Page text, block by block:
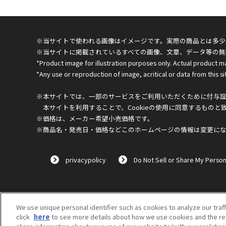
※当サイトで使われる画像はイメージです。実際の商品とは多
※当サイトに掲載されているすべての画像、文章、データ等の無
*Product image for illustration purposes only. Actual product
*Any use or reproduction of image, acritical or data from this
※本サイトでは、一部のサービスをご利用いただくために付与
本サイトを利用することで、Cookieの使用に同意するものと
※価格は、メーカー希望小売価格です。
※商品名・発売日・価格などこのホームページの情報は変更に
privacypolicy Do Not Sell or Share My
We use unique personal identifier such as cookies to analyze our
click here to see more details about how we use cookies and the